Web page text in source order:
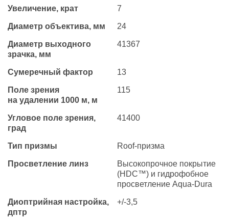
Увеличение, крат
7
Диаметр объектива, мм 24
Диаметр выходного
зрачка, мм
41367
Сумеречный фактор 13
Поле зрения
на удалении 1000 м, м
115
Угловое поле зрения,
град
41400
Тип призмы Roof-призма
Просветление линз
Высокопрочное покрытие
(HDC™) и гидрофобное
просветление Aqua-Dura
Диоптрийная настройка,
дптр
+/-3,5